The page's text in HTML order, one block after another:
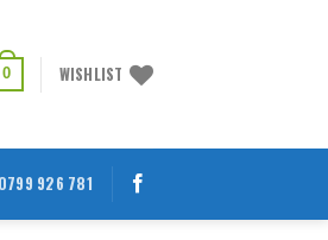
0 WISHLIST
0799 926 781